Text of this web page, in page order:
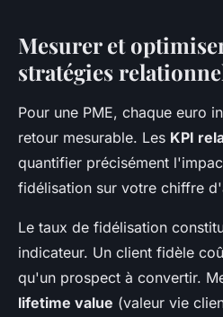
Mesurer et
stratégies
Pour une PME, chaque euro
retour mesurable. Les KPI
quantifier précisément
fidélisation sur votre chiffre
Le taux de fidélisation
indicateur. Un client fidèle
qu'un prospect à convertir.
lifetime value (valeur vie